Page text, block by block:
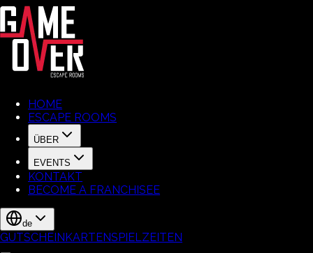
HOME
ESCAPE ROOMS
ÜBER
EVENTS
KONTAKT
BECOME A FRANCHISEE
de
GUTSCHEINKARTENSPIELZEITEN